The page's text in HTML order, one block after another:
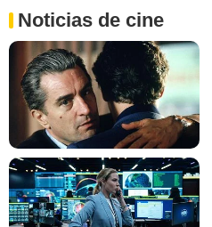
Noticias de cine